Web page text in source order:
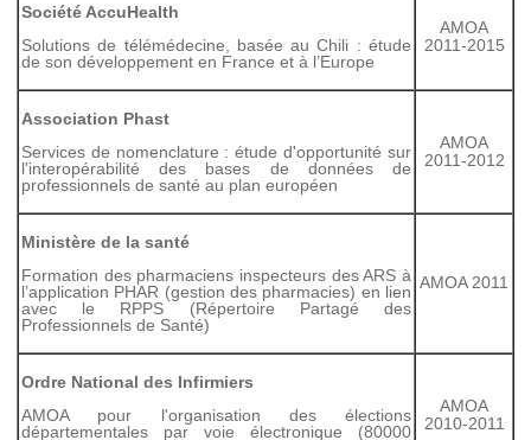
Société AccuHealth
Solutions de télémédecine, basée au Chili : étude
de son développement en France et à l’Europe
AMOA
2011-2015
Association Phast
Services de nomenclature : étude d'opportunité sur
l'interopérabilité des bases de données de
professionnels de santé au plan européen
AMOA
2011-2012
Ministère de la santé
Formation des pharmaciens inspecteurs des ARS à
l’application PHAR (gestion des pharmacies) en lien
avec le RPPS (Répertoire Partagé des
Professionnels de Santé)
AMOA 2011
Ordre National des Infirmiers
AMOA pour l'organisation des élections
départementales par voie électronique (80000
AMOA
2010-2011